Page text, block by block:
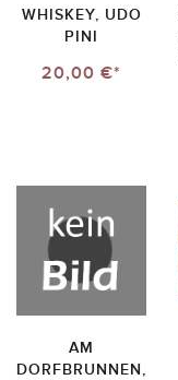
WHISKEY, UDO
PINI
20,00 €*
AM
DORFBRUNNEN,